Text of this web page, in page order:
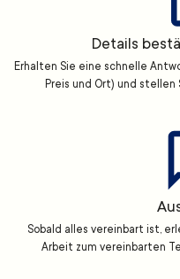
Details
Erhalten Sie eine schnelle
Preis und Ort) und stellen
Sobald alles vereinbart ist,
Arbeit zum vereinbarten